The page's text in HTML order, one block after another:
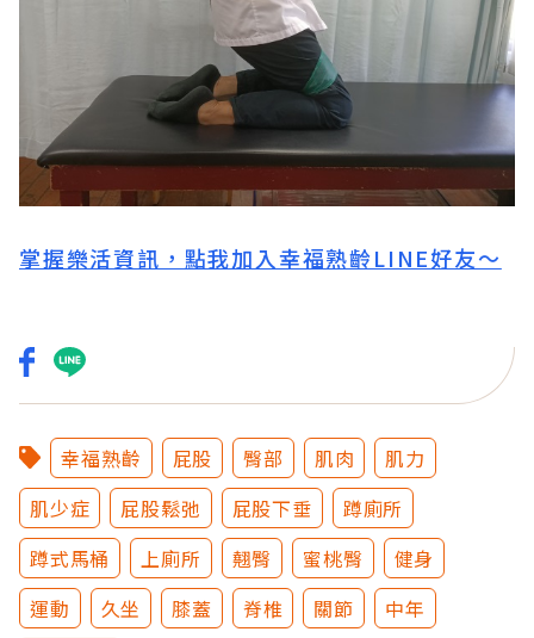
掌握樂活資訊，點我加入幸福熟齡LINE好友～
幸福熟齡 屁股 臀部 肌肉
肌力
肌少症
屁股鬆弛 屁股下垂
蹲廁所
蹲式馬桶
上廁所 翹臀 蜜桃臀
健身
運動
久坐 膝蓋 脊椎 關節
中年